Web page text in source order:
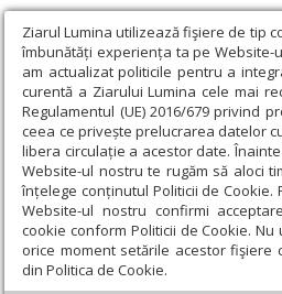
Ziarul Lumina utilizează fişiere de tip
îmbunătăți experiența ta pe Website-
am actualizat politicile pentru a
curentă a Ziarului Lumina cele mai
Regulamentul (UE) 2016/679 privind
ceea ce privește prelucrarea datelor
libera circulație a acestor date.
Website-ul nostru te rugăm să aloci
înțelege conținutul Politicii de Cookie.
Website-ul nostru confirmi
cookie conform Politicii de Cookie.
orice moment setările acestor fişiere
din Politica de Cookie.
Ziarul Lumina › Regionale › Moldova
arhimandritului Epifanie Bulancea la
Pomenirea
Bulancea la Mănăstirea